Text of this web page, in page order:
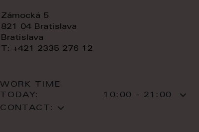
Zámocká 5
821 04 Bratislava
Bratislava
T: +421 2335 276 12
WORK TIME
TODAY:
10:00 - 21:00
CONTACT: